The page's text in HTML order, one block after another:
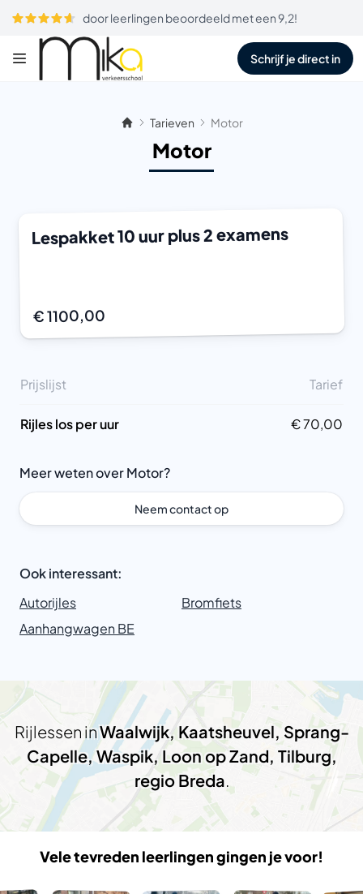
door leerlingen beoordeeld met een 9,2!
Schrijf je direct in
Tarieven Motor
Motor
Lespakket 10 uur plus 2 examens
€ 1100,00
Prijslijst Tarief
Rijles los per uur € 70,00
Meer weten over Motor?
Neem contact op
Ook interessant:
Autorijles
Bromfiets
Aanhangwagen BE
Rijlessen inWaalwijk, Kaatsheuvel, Sprang-
Capelle, Waspik, Loon op Zand, Tilburg,
regio Breda.
Vele tevreden leerlingen gingen je voor!